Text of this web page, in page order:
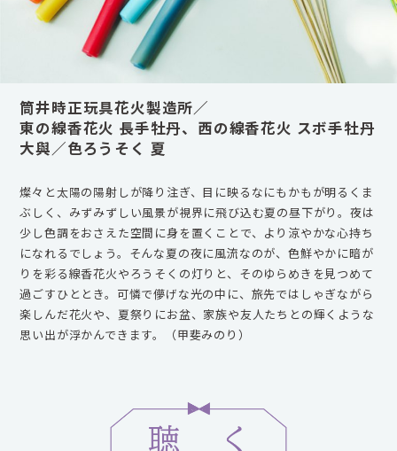
筒井時正玩具花火製造所／
東の線香花火 長手牡丹、西の線香花火 スボ手牡丹
大與／色ろうそく 夏
燦々と太陽の陽射しが降り注ぎ、目に映るなにもかもが明るくま
ぶしく、みずみずしい風景が視界に飛び込む夏の昼下がり。夜は
少し色調をおさえた空間に身を置くことで、より涼やかな心持ち
になれるでしょう。そんな夏の夜に風流なのが、色鮮やかに暗が
りを彩る線香花火やろうそくの灯りと、そのゆらめきを見つめて
過ごすひととき。可憐で儚げな光の中に、旅先ではしゃぎながら
楽しんだ花火や、夏祭りにお盆、家族や友人たちとの輝くような
思い出が浮かんできます。（甲斐みのり）